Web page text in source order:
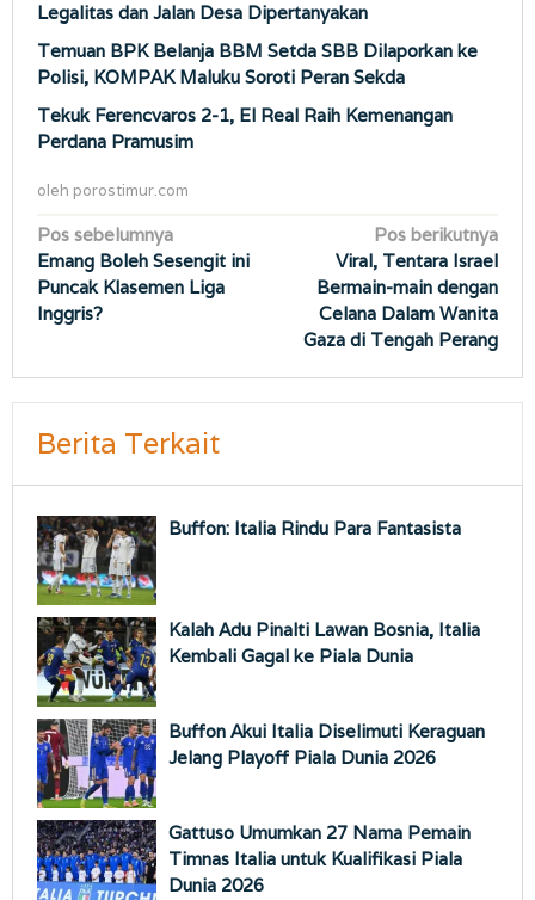
Legalitas dan Jalan Desa Dipertanyakan
Temuan BPK Belanja BBM Setda SBB Dilaporkan ke
Polisi, KOMPAK Maluku Soroti Peran Sekda
Tekuk Ferencvaros 2-1, El Real Raih Kemenangan
Perdana Pramusim
oleh porostimur.com
Navigasi
pos
Pos sebelumnya
Emang Boleh Sesengit ini
Puncak Klasemen Liga
Inggris?
Pos berikutnya
Viral, Tentara Israel
Bermain-main dengan
Celana Dalam Wanita
Gaza di Tengah Perang
Berita Terkait
Buffon: Italia Rindu Para Fantasista
Kalah Adu Pinalti Lawan Bosnia, Italia
Kembali Gagal ke Piala Dunia
Buffon Akui Italia Diselimuti Keraguan
Jelang Playoff Piala Dunia 2026
Gattuso Umumkan 27 Nama Pemain
Timnas Italia untuk Kualifikasi Piala
Dunia 2026